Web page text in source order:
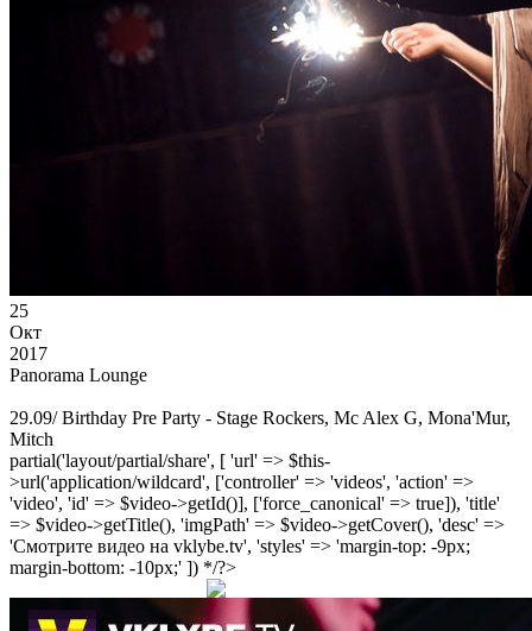
25
Окт
2017
Panorama Lounge
29.09/ Birthday Pre Party - Stage Rockers, Mc Alex G, Mona'Mur,
Mitch
partial('layout/partial/share', [ 'url' => $this-
>url('application/wildcard', ['controller' => 'videos', 'action' =>
'video', 'id' => $video->getId()], ['force_canonical' => true]), 'title'
=> $video->getTitle(), 'imgPath' => $video->getCover(), 'desc' =>
'Смотрите видео на vklybe.tv', 'styles' => 'margin-top: -9px;
margin-bottom: -10px;' ]) */?>